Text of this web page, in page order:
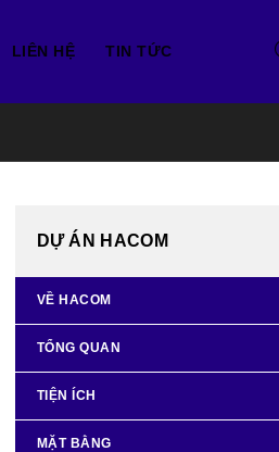
LIÊN HỆ TIN TỨC
DỰ ÁN HACOM
VỀ HACOM
TỔNG QUAN
TIỆN ÍCH
MẶT BẰNG